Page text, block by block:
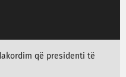
që presidenti të